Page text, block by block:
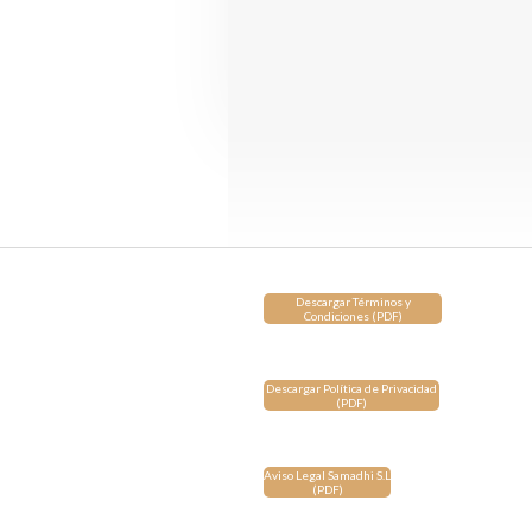
Descargar Términos y
Condiciones (PDF)
Descargar Política de Privacidad
(PDF)
Aviso Legal Samadhi S.L
(PDF)